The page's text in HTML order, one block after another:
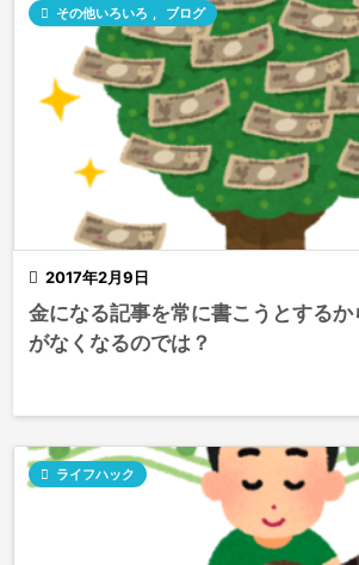
 2017年2月9日
 その他いろいろ , ブログ
金になる記事を常に書こうとするか
がなくなるのでは？
 ライフハック